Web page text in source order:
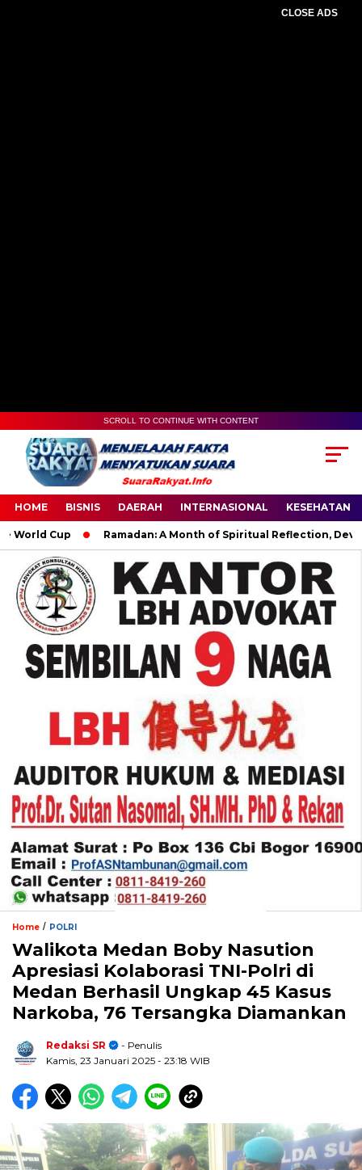
SCROLL TO CONTINUE WITH CONTENT
HOME BISNIS DAERAH INTERNASIONAL KESEHATAN
Ramadan: A Month of Spiritual Reflection, Devotion, and
Home / POLRI
Walikota Medan Boby Nasution
Apresiasi Kolaborasi TNI-Polri di
Medan Berhasil Ungkap 45 Kasus
Narkoba, 76 Tersangka Diamankan
Redaksi SR
- Penulis
Kamis, 23 Januari 2025 - 23:18 WIB